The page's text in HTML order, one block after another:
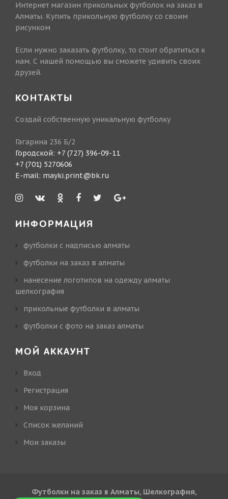
Интернет магазин прикольных футболок на заказ в
Алматы. Купить прикольную футболку со своим
рисунком
Если нужно заказать футболку, то стоит обратиться к
нам. С нашей помощью вы сможете удивить своих
друзей.
КОНТАКТЫ
Создай собственную уникальную футболку
Гагарина 236 Б/2
Городской: +7 (727) 396-09-11
+7 (701) 5270606
E-mail: mayki.print@bk.ru
ИНФОРМАЦИЯ
футболки с надписью алматы
футболки на заказ в алматы
нанесение логотипов на одежду алматы
шелкография
прикольные футболки в алматы
футболки с фото на заказ алматы
МОЙ АККАУНТ
Вход
Регистрация
Моя корзина
Cписок желаний
Мои заказы
Футболки на заказ в Алматы, Шелкография,